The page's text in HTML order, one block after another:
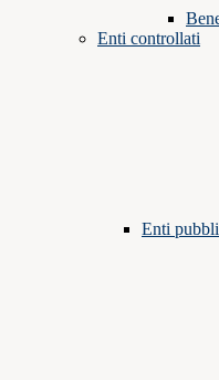
Enti controllati
Enti